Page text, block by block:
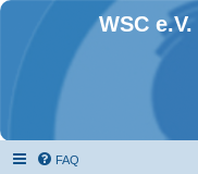
WSC
FAQ